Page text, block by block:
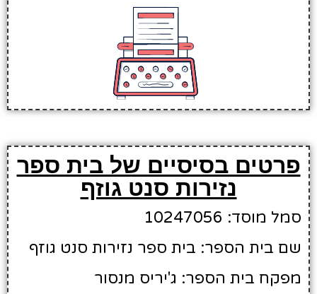
פרטים בסיסיים של בית ספר
נזירות סנט גוזף
סמל מוסד: 10247056
שם בית הספר: בית ספר נזירות סנט גוזף
מפקח בית הספר: ג'יריס מנסור